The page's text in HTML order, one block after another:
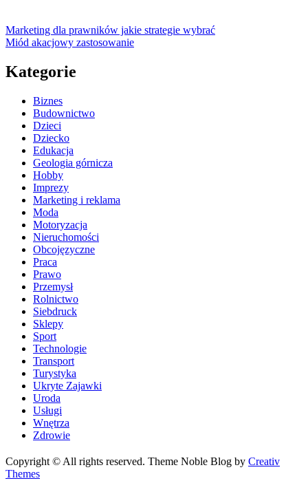
Marketing dla prawników jakie strategie wybrać
Miód akacjowy zastosowanie
Kategorie
Biznes
Budownictwo
Dzieci
Dziecko
Edukacja
Geologia górnicza
Hobby
Imprezy
Marketing i reklama
Moda
Motoryzacja
Nieruchomości
Obcojęzyczne
Praca
Prawo
Przemysł
Rolnictwo
Siebdruck
Sklepy
Sport
Technologie
Transport
Turystyka
Ukryte Zajawki
Uroda
Usługi
Wnętrza
Zdrowie
Copyright © All rights reserved. Theme Noble Blog by Creativ
Themes